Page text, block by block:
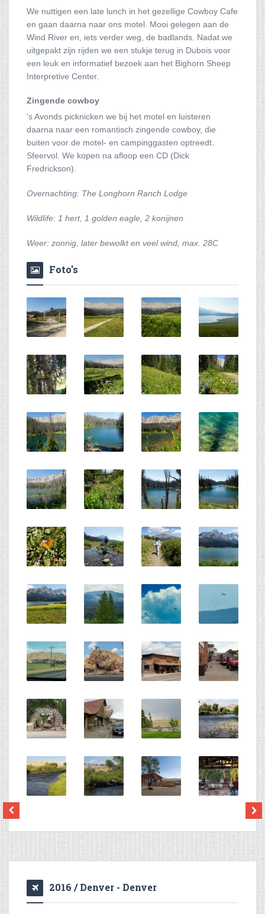
We nuttigen een late lunch in het gezellige Cowboy Cafe
en gaan daarna naar ons motel. Mooi gelegen aan de
Wind River en, iets verder weg, de badlands. Nadat we
uitgepakt zijn rijden we een stukje terug in Dubois voor
een leuk en informatief bezoek aan het Bighorn Sheep
Interpretive Center.
Zingende cowboy
's Avonds picknicken we bij het motel en luisteren
daarna naar een romantisch zingende cowboy, die
buiten voor de motel- en campinggasten optreedt.
Sfeervol. We kopen na afloop een CD (Dick
Fredrickson).
Overnachting: The Longhorn Ranch Lodge
Wildlife: 1 hert, 1 golden eagle, 2 konijnen
Weer: zonnig, later bewolkt en veel wind, max. 28C
Foto's
2016 / Denver - Denver